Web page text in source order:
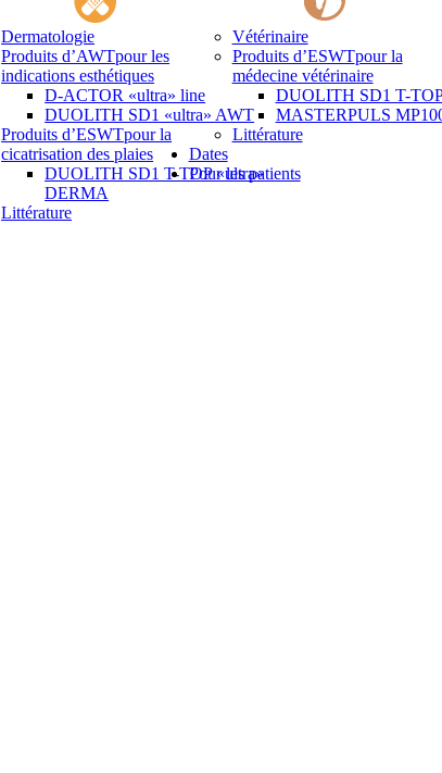
Dermatologie
Produits d’AWTpour les
indications esthétiques
D-ACTOR «ultra» line
DUOLITH SD1 «ultra» AWT
Produits d’ESWTpour la
cicatrisation des plaies
DUOLITH SD1 T-TOP «ultra»
DERMA
Littérature
Vétérinaire
Produits d’ESWTpour la
médecine vétérinaire
DUOLITH SD1 T-
MASTERPULS
Littérature
Dates
Pour les patients